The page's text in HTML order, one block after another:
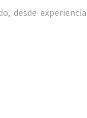
desde experiencia